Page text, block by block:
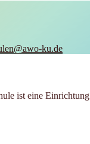
ku.de
ist eine